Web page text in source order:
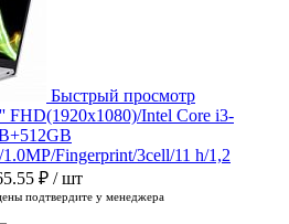
Быстрый просмотр
FHD(1920x1080)/Intel Core i3-
Fingerprint/3cell/11 h/1,2
₽ / шт
подтвердите у менеджера